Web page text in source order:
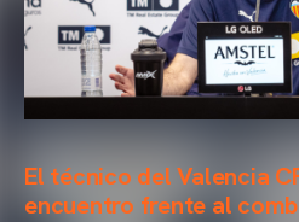
El técnico del Valencia
encuentro frente al